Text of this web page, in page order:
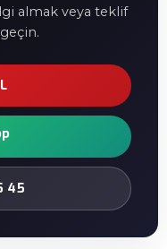
almak veya teklif
45